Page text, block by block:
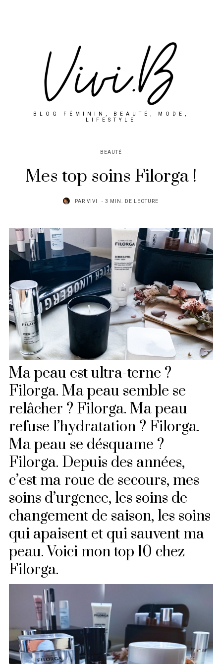
BLOG FÉMININ, BEAUTÉ, MODE,
LIFESTYLE
BEAUTÉ
Mes top soins Filorga !
PAR VIVI 3 MIN. DE LECTURE
Ma peau est ultra-terne ?
Filorga. Ma peau semble se
relâcher ? Filorga. Ma peau
refuse l’hydratation ? Filorga.
Ma peau se désquame ?
Filorga. Depuis des années,
c’est ma roue de secours, mes
soins d’urgence, les soins de
changement de saison, les soins
qui apaisent et qui sauvent ma
peau. Voici mon top 10 chez
Filorga.